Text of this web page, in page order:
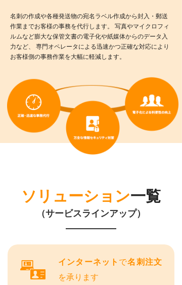
名刺の作成や各種発送物の宛名ラベル作成から封入・郵送
作業までお客様の事務を代行します。
写真やマイクロフィ
ルムなど膨大な保管文書の電子化や紙媒体からのデータ入
力など、
専門オペレータによる迅速かつ正確な対応により
お客様側の事務作業を大幅に軽減します。
ソリューション一覧
（サービスラインアップ）
インターネット で名刺注文
を承ります